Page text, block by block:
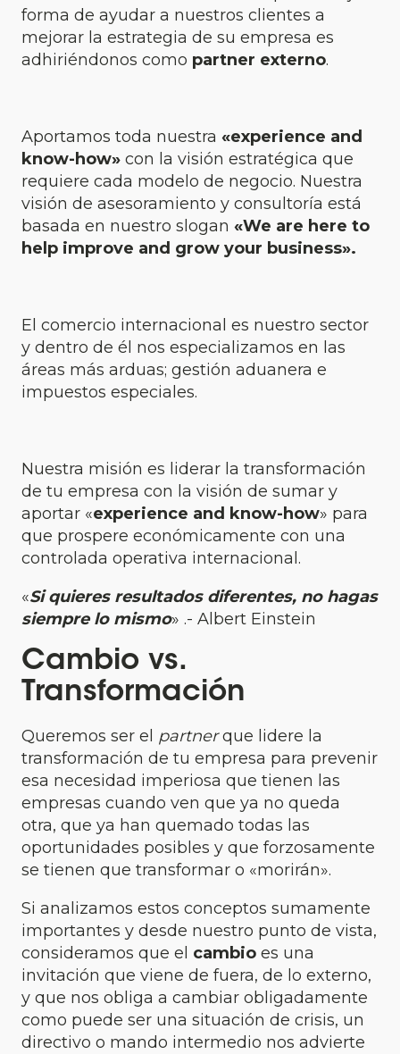
forma de ayudar a nuestros clientes a
mejorar la estrategia de su empresa es
adhiriéndonos como partner externo.
Aportamos toda nuestra «experience and
know-how» con la visión estratégica que
requiere cada modelo de negocio. Nuestra
visión de asesoramiento y consultoría está
basada en nuestro slogan «We are here to
help improve and grow your business».
El comercio internacional es nuestro sector
y dentro de él nos especializamos en las
áreas más arduas; gestión aduanera e
impuestos especiales.
Nuestra misión es liderar la transformación
de tu empresa con la visión de sumar y
aportar «experience and know-how» para
que prospere económicamente con una
controlada operativa internacional.
«Si quieres resultados diferentes, no hagas
siempre lo mismo» .- Albert Einstein
Cambio vs.
Transformación
Queremos ser el partnerque lidere la
transformación de tu empresa para prevenir
esa necesidad imperiosa que tienen las
empresas cuando ven que ya no queda
otra, que ya han quemado todas las
oportunidades posibles y que forzosamente
se tienen que transformar o «morirán».
Si analizamos estos conceptos sumamente
importantes y desde nuestro punto de vista,
consideramos que el cambio es una
invitación que viene de fuera, de lo externo,
y que nos obliga a cambiar obligadamente
como puede ser una situación de crisis, un
directivo o mando intermedio nos advierte